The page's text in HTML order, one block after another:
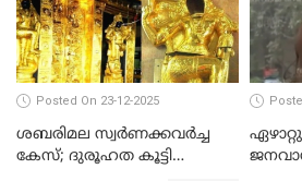
Posted On 23-12-2025
ശബരിമല സ്വര്‍ണക്കവര്‍ച്ച
കേസ്; ദുരൂഹത കൂട്ടി